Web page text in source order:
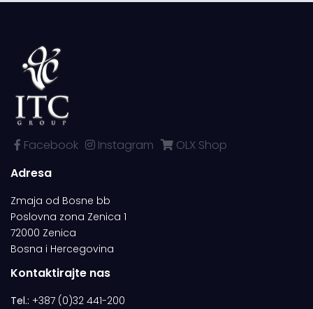
Facebook Instagram
OLX Shop
Adresa
Zmaja od Bosne bb
Poslovna zona Zenica 1
72000 Zenica
Bosna i Hercegovina
Kontaktirajte nas
Tel.: +387 (0)32 441-200